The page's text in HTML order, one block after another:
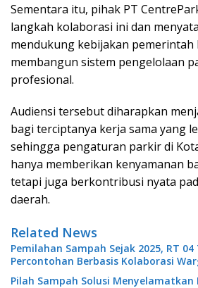
Sementara itu, pihak PT
langkah kolaborasi ini dan
mendukung kebijakan pemerintah
membangun sistem pengelolaan
profesional.
Audiensi tersebut diharapkan
bagi terciptanya kerja sama yang
sehingga pengaturan parkir di
hanya memberikan kenyamanan
tetapi juga berkontribusi nyata
daerah.
Related News
Pemilahan Sampah Sejak 2025, RT
Percontohan Berbasis Kolaborasi
Pilah Sampah Solusi